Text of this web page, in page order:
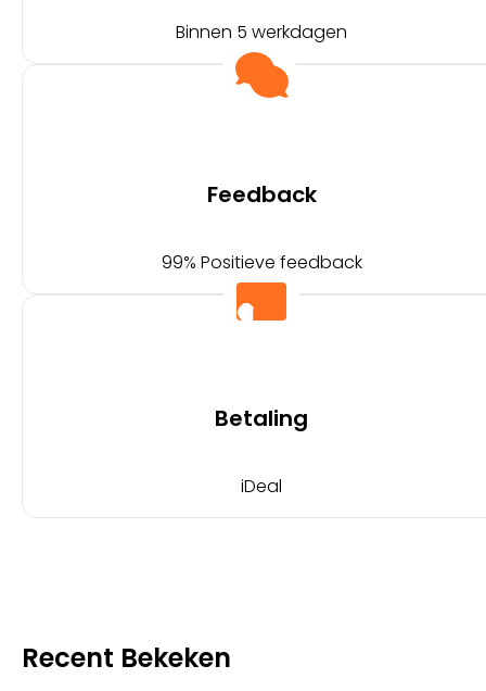
Binnen 5 werkdagen
Feedback
99% Positieve feedback
Betaling
iDeal
Recent Bekeken